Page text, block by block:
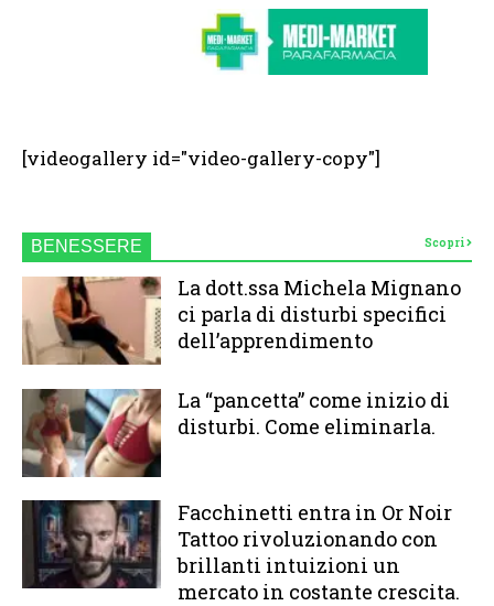
[videogallery id="video-gallery-copy"]
BENESSERE Scopri
La dott.ssa Michela Mignano
ci parla di disturbi specifici
dell’apprendimento
La “pancetta” come inizio di
disturbi. Come eliminarla.
Facchinetti entra in Or Noir
Tattoo rivoluzionando con
brillanti intuizioni un
mercato in costante crescita.